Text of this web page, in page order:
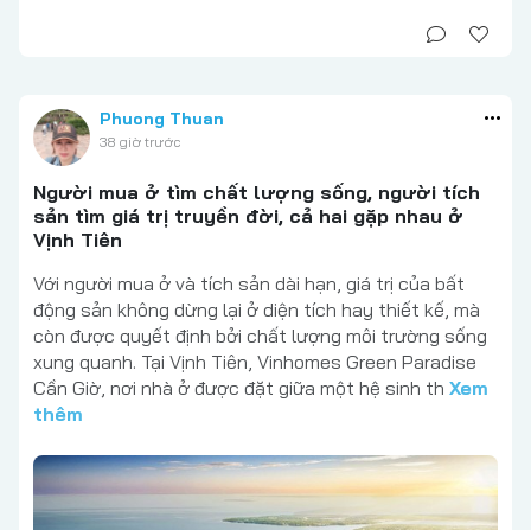
Phuong Thuan
38 giờ trước
Người mua ở tìm chất lượng sống, người tích
sản tìm giá trị truyền đời, cả hai gặp nhau ở
Vịnh Tiên
Với người mua ở và tích sản dài hạn, giá trị của bất
động sản không dừng lại ở diện tích hay thiết kế, mà
còn được quyết định bởi chất lượng môi trường sống
xung quanh. Tại Vịnh Tiên, Vinhomes Green Paradise
Cần Giờ, nơi nhà ở được đặt giữa một hệ sinh th Xem
thêm